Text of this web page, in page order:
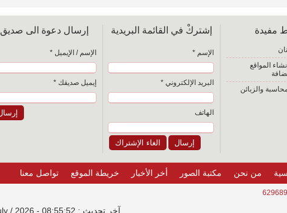
مفيدة
المواقع
والزبائن
إشتركْ في القائمة البريدية
الإسم *
البريد الإلكتروني *
الهاتف
إرسال دعوة الى صديق
الإسم / الإيميل *
إيميل صديقك *
من نحن مكتبة الصور أخر الأخبار خريطة الموقع تواصل معنا
آخر تحديث : Monday, 20 / July / 2026 - 08:55:52